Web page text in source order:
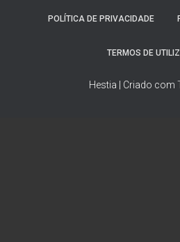
POLÍTICA DE PRIVACIDADE
TERMOS DE
Hestia | Criado com